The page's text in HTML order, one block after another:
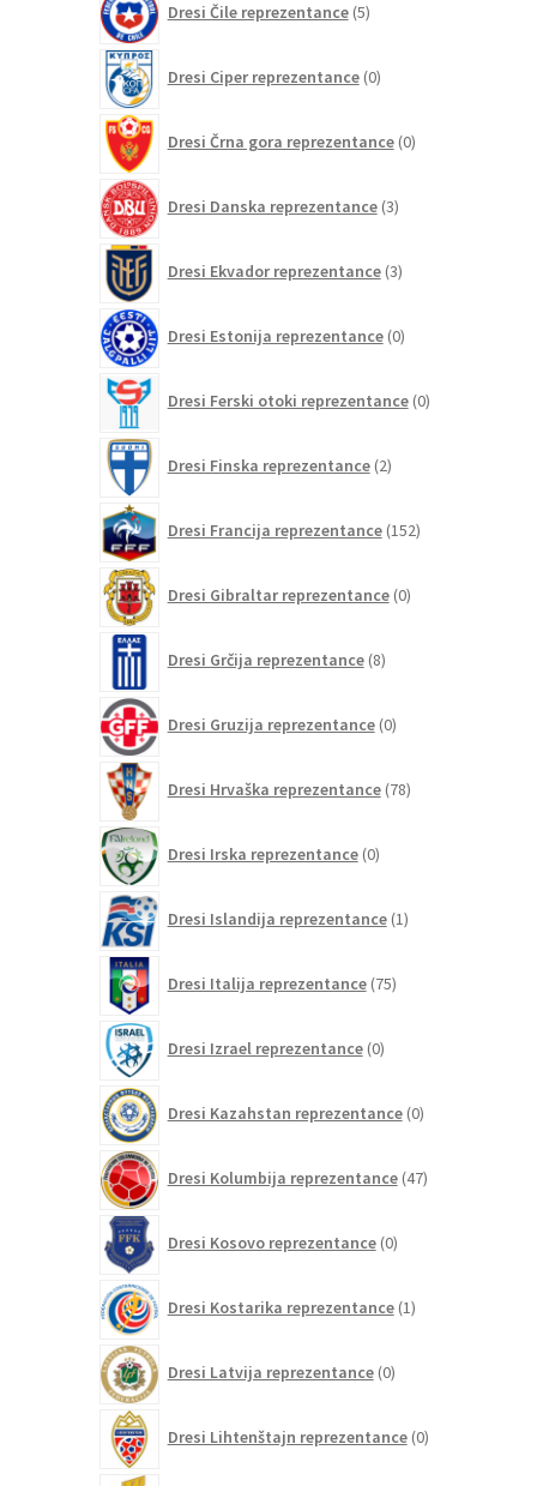
Dresi Čile reprezentance 5izdelkov
Dresi Ciper reprezentance 0izdelkov
Dresi Črna gora reprezentance 0izdelkov
Dresi Danska reprezentance 3izdelki
Dresi Ekvador reprezentance 3izdelki
Dresi Estonija reprezentance 0izdelkov
Dresi Ferski otoki reprezentance 0izdelkov
Dresi Finska reprezentance 2izdelka
Dresi Francija reprezentance 152izdelkov
Dresi Gibraltar reprezentance 0izdelkov
Dresi Grčija reprezentance 8izdelkov
Dresi Gruzija reprezentance 0izdelkov
Dresi Hrvaška reprezentance 78izdelkov
Dresi Irska reprezentance 0izdelkov
Dresi Islandija reprezentance 1izdelek
Dresi Italija reprezentance 75izdelkov
Dresi Izrael reprezentance 0izdelkov
Dresi Kazahstan reprezentance 0izdelkov
Dresi Kolumbija reprezentance 47izdelkov
Dresi Kosovo reprezentance 0izdelkov
Dresi Kostarika reprezentance 1izdelek
Dresi Latvija reprezentance 0izdelkov
Dresi Lihtenštajn reprezentance 0izdelkov